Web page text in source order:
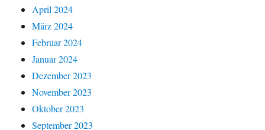
April 2024
März 2024
Februar 2024
Januar 2024
Dezember 2023
November 2023
Oktober 2023
September 2023